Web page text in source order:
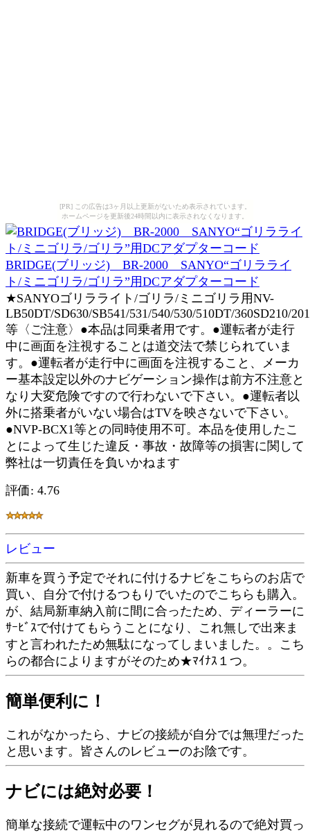
[PR] この広告は3ヶ月以上更新がないため表示されています。
ホームページを更新後24時間以内に表示されなくなります。
BRIDGE(ブリッジ) BR-2000 SANYO“ゴリラライ
ト/ミニゴリラ/ゴリラ”用DCアダプターコード
★SANYOゴリラライト/ゴリラ/ミニゴリラ用NV-
LB50DT/SD630/SB541/531/540/530/510DT/360SD210/
等〈ご注意〉●本品は同乗者用です。●運転者が走行
中に画面を注視することは道交法で禁じられていま
す。●運転者が走行中に画面を注視すること、メーカ
ー基本設定以外のナビゲーション操作は前方不注意と
なり大変危険ですので行わないで下さい。●運転者以
外に搭乗者がいない場合はTVを映さないで下さい。
●NVP-BCX1等との同時使用不可。本品を使用したこ
とによって生じた違反・事故・故障等の損害に関して
弊社は一切責任を負いかねます
評価: 4.76
レビュー
新車を買う予定でそれに付けるナビをこちらのお店で
買い、自分で付けるつもりでいたのでこちらも購入。
が、結局新車納入前に間に合ったため、ディーラーに
ｻｰﾋﾞｽで付けてもらうことになり、これ無しで出来ま
すと言われたため無駄になってしまいました。。こち
らの都合によりますがそのため★ﾏｲﾅｽ１つ。
簡単便利に！
これがなかったら、ナビの接続が自分では無理だった
と思います。皆さんのレビューのお陰です。
ナビには絶対必要！
簡単な接続で運転中のワンセグが見れるので絶対買っ